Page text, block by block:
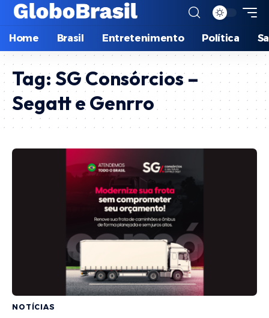
Home Brasil Entretenimento Política
Tag: SG Consórcios –
Segatt e Genrro
NOTÍCIAS